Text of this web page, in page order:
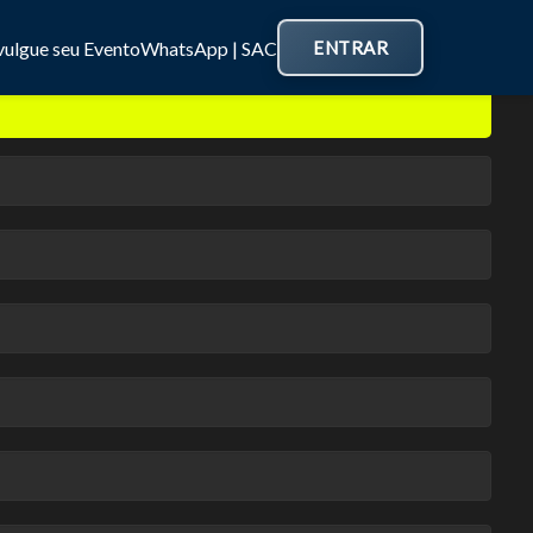
seu EventoWhatsApp | SAC ENTRAR